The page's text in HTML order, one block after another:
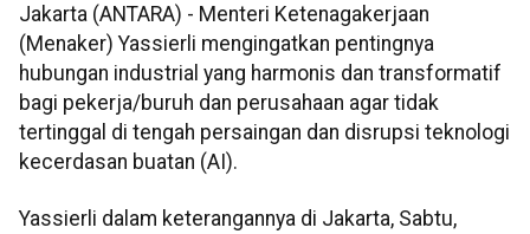
Jakarta (ANTARA) - Menteri Ketenagakerjaan
(Menaker) Yassierli mengingatkan pentingnya
hubungan industrial yang harmonis dan transformatif
bagi pekerja/buruh dan perusahaan agar tidak
tertinggal di tengah persaingan dan disrupsi teknologi
kecerdasan buatan (AI).
Yassierli dalam keterangannya di Jakarta, Sabtu,